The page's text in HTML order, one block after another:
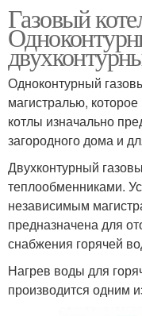
Газовый
Одноконтурный
магистралью,
котлы изначально
загородного дома и
Двухконтурный
теплообменниками.
независимым
предназначена для
снабжения горячей
Нагрев воды для
производится одним